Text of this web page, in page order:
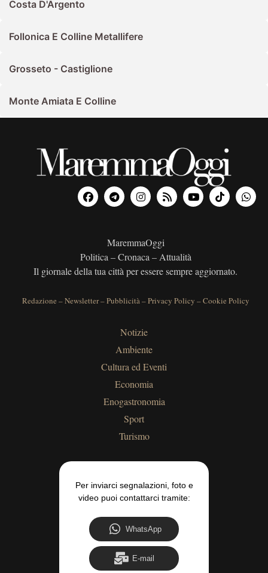
Costa D'Argento
Follonica E Colline Metallifere
Grosseto - Castiglione
Monte Amiata E Colline
MaremmaOggi
Politica – Cronaca – Attualità
Il giornale della tua città per essere sempre aggiornato.
Redazione –Newsletter–Pubblicità–Privacy Policy –Cookie Policy
Notizie
Ambiente
Cultura ed Eventi
Economia
Enogastronomia
Sport
Turismo
Per inviarci segnalazioni, foto e
video puoi contattarci tramite:
WhatsApp
E-mail